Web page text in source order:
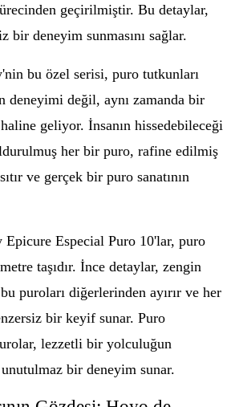
geçirilmiştir. Bu detaylar,
bir deneyim sunmasını sağlar.
bu özel serisi, puro tutkunları
deneyimi değil, aynı zamanda bir
geliyor. İnsanın hissedebileceği
her bir puro, rafine edilmiş
ve gerçek bir puro sanatının
Especial Puro 10'lar, puro
taşıdır. İnce detaylar, zengin
puroları diğerlerinden ayırır ve her
bir keyif sunar. Puro
lezzetli bir yolculuğun
unutulmaz bir deneyim sunar.